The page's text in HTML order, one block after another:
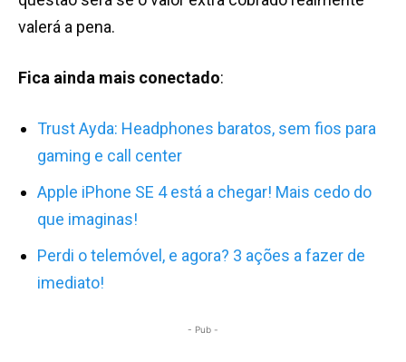
valerá a pena.
Fica ainda mais conectado:
Trust Ayda: Headphones baratos, sem fios para
gaming e call center
Apple iPhone SE 4 está a chegar! Mais cedo do
que imaginas!
Perdi o telemóvel, e agora? 3 ações a fazer de
imediato!
- Pub -